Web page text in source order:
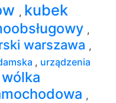
, kubek
,
warszawa ,
, urządzenia
,